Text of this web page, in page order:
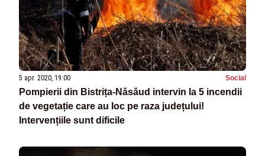
5 apr. 2020, 19:00 Social
Pompierii din Bistrița-Năsăud intervin la 5 incendii
de vegetație care au loc pe raza județului!
Intervențiile sunt dificile